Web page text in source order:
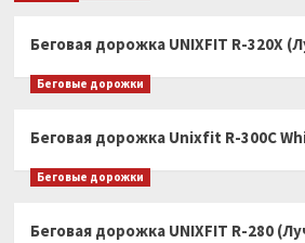
Беговая дорожка UNIXFIT R-320X
Беговые дорожки
Беговая дорожка Unixfit R-300C
Беговые дорожки
Беговая дорожка UNIXFIT R-280